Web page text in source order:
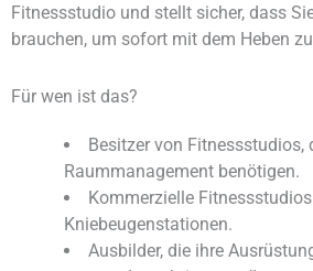
Fitnessstudio und stellt sicher, dass
brauchen, um sofort mit dem Heben
Für wen ist das?
Besitzer von Fitnessstudios,
Raummanagement benötigen.
Kommerzielle
Kniebeugenstationen.
Ausbilder, die ihre